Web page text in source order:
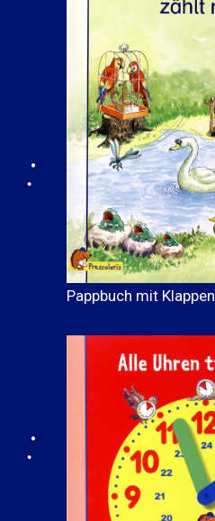
Pappbuch mit Klappen